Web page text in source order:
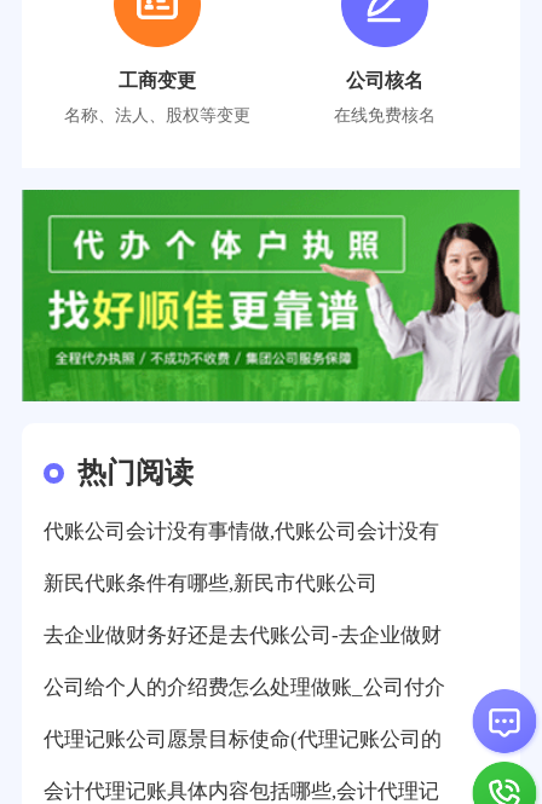
工商变更
名称、法人、股权等变更
公司核名
在线免费核名
热门阅读
代账公司会计没有事情做,代账公司会计没有
新民代账条件有哪些,新民市代账公司
去企业做财务好还是去代账公司-去企业做财
公司给个人的介绍费怎么处理做账_公司付介
代理记账公司愿景目标使命(代理记账公司的
会计代理记账具体内容包括哪些,会计代理记